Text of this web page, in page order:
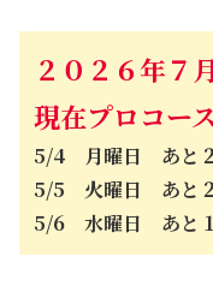
２０２６年７
現在プロコー
5/4 月曜日 あと
5/5 火曜日 あと
5/6 水曜日 あと